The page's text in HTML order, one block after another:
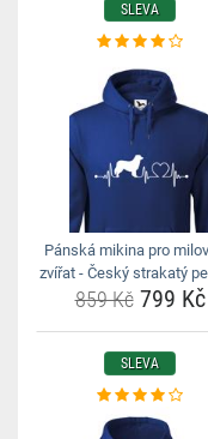
SLEVA
Pánská mikina pro
zvířat - Český strakatý
859 Kč799 Kč
SLEVA